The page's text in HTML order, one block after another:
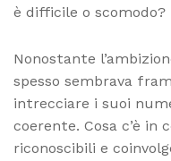
è difficile o scomodo?
Nonostante
spesso sembrava
intrecciare i suoi
coerente. Cosa c’è
riconoscibili e